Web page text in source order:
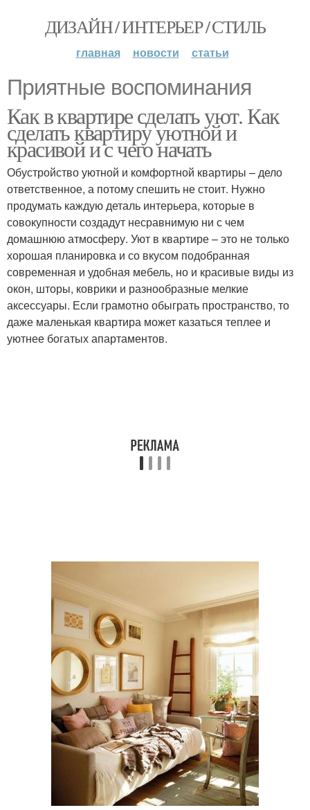
ДИЗАЙН / ИНТЕРЬЕР / СТИЛЬ
главная новости статьи
Приятные воспоминания
Как в квартире сделать уют. Как
сделать квартиру уютной и
красивой и с чего начать
Обустройство уютной и комфортной квартиры – дело
ответственное, а потому спешить не стоит. Нужно
продумать каждую деталь интерьера, которые в
совокупности создадут несравнимую ни с чем
домашнюю атмосферу. Уют в квартире – это не только
хорошая планировка и со вкусом подобранная
современная и удобная мебель, но и красивые виды из
окон, шторы, коврики и разнообразные мелкие
аксессуары. Если грамотно обыграть пространство, то
даже маленькая квартира может казаться теплее и
уютнее богатых апартаментов.